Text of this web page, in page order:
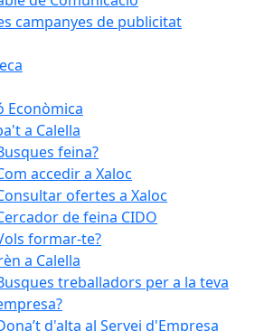
campanyes de publicitat
Econòmica
a Calella
feina?
accedir a Xaloc
ofertes a Xaloc
de feina CIDO
formar-te?
a Calella
treballadors per a la teva
d'alta al Servei d'Empresa